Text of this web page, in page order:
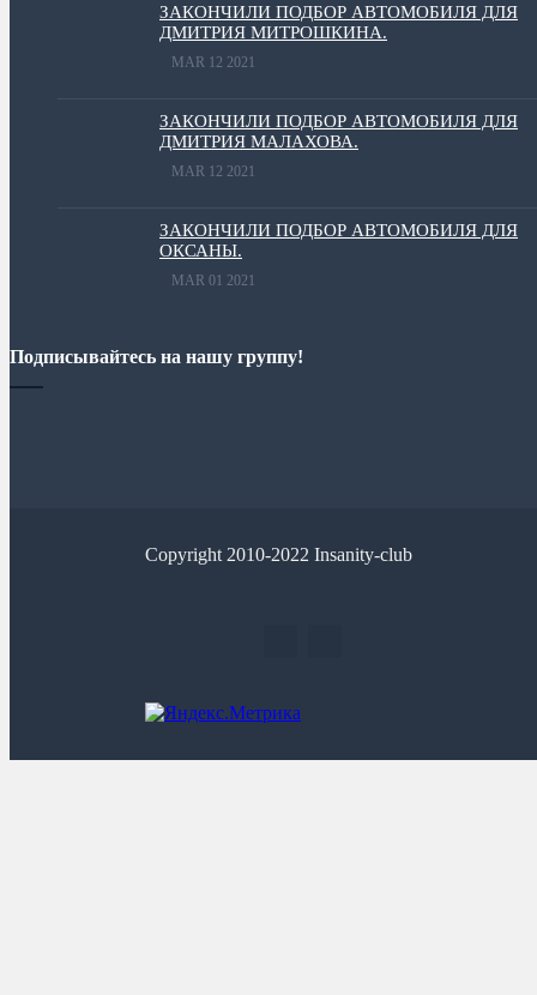
ЗАКОНЧИЛИ ПОДБОР АВТОМОБИЛЯ ДЛЯ
ДМИТРИЯ МИТРОШКИНА.
MAR 12 2021
ЗАКОНЧИЛИ ПОДБОР АВТОМОБИЛЯ ДЛЯ
ДМИТРИЯ МАЛАХОВА.
MAR 12 2021
ЗАКОНЧИЛИ ПОДБОР АВТОМОБИЛЯ ДЛЯ
ОКСАНЫ.
MAR 01 2021
Подписывайтесь на нашу группу!
Copyright 2010-2022 Insanity-club